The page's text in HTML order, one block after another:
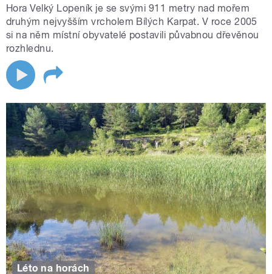
Hora Velký Lopeník je se svými 911 metry nad mořem
druhým nejvyšším vrcholem Bílých Karpat. V roce 2005
si na něm místní obyvatelé postavili půvabnou dřevěnou
rozhlednu.
Léto na horách